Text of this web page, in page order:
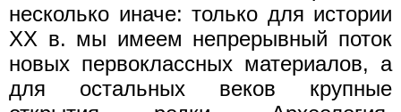
несколько иначе: только для истории
XX в. мы имеем непрерывный поток
новых первоклассных материалов, а
для остальных веков крупные